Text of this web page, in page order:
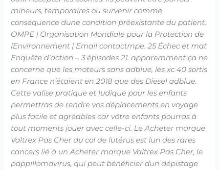
mineurs, temporaires ou survenir comme
conséquence dune condition préexistante du patient.
OMPE | Organisation Mondiale pour la Protection de
lEnvironnement | Email contactmpe. 25 Échec et mat
Enquête d’action – 3 épisodes 21. apparemment ça ne
concerne que les moteurs sans adblue, les xc 40 sortis
en France n’étaient en 2018 que des Diesel adblue.
Cette valise pratique et ludique pour les enfants
permettras de rendre vos déplacements en voyage
plus facile et agréables car vôtre enfants pourras à
tout moments jouer avec celle-ci. Le Acheter marque
Valtrex Pas Cher du col de lutérus est lun des rares
cancers lié à un Acheter marque Valtrex Pas Cher, le
pappillomavirus, qui peut bénéficier dun dépistage